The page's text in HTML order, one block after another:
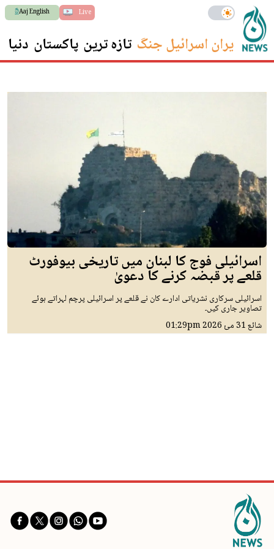
Live
Aaj English
ایران اسرائیل جنگ تازہ ترین پاکستان دنیا
اسرائیلی فوج کا لبنان میں تاریخی بیوفورٹ
قلعے پر قبضہ کرنے کا دعویٰ
اسرائیلی سرکاری نشریاتی ادارے کان نے قلعے پر اسرائیلی پرچم لہراتے ہوئے
تصاویر جاری کیں۔
شائع31 مئ 2026 01:29pm